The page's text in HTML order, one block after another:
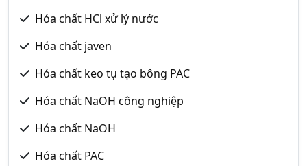
Hóa chất HCl xử lý nước
Hóa chất javen
Hóa chất keo tụ tạo bông PAC
Hóa chất NaOH công nghiệp
Hóa chất NaOH
Hóa chất PAC